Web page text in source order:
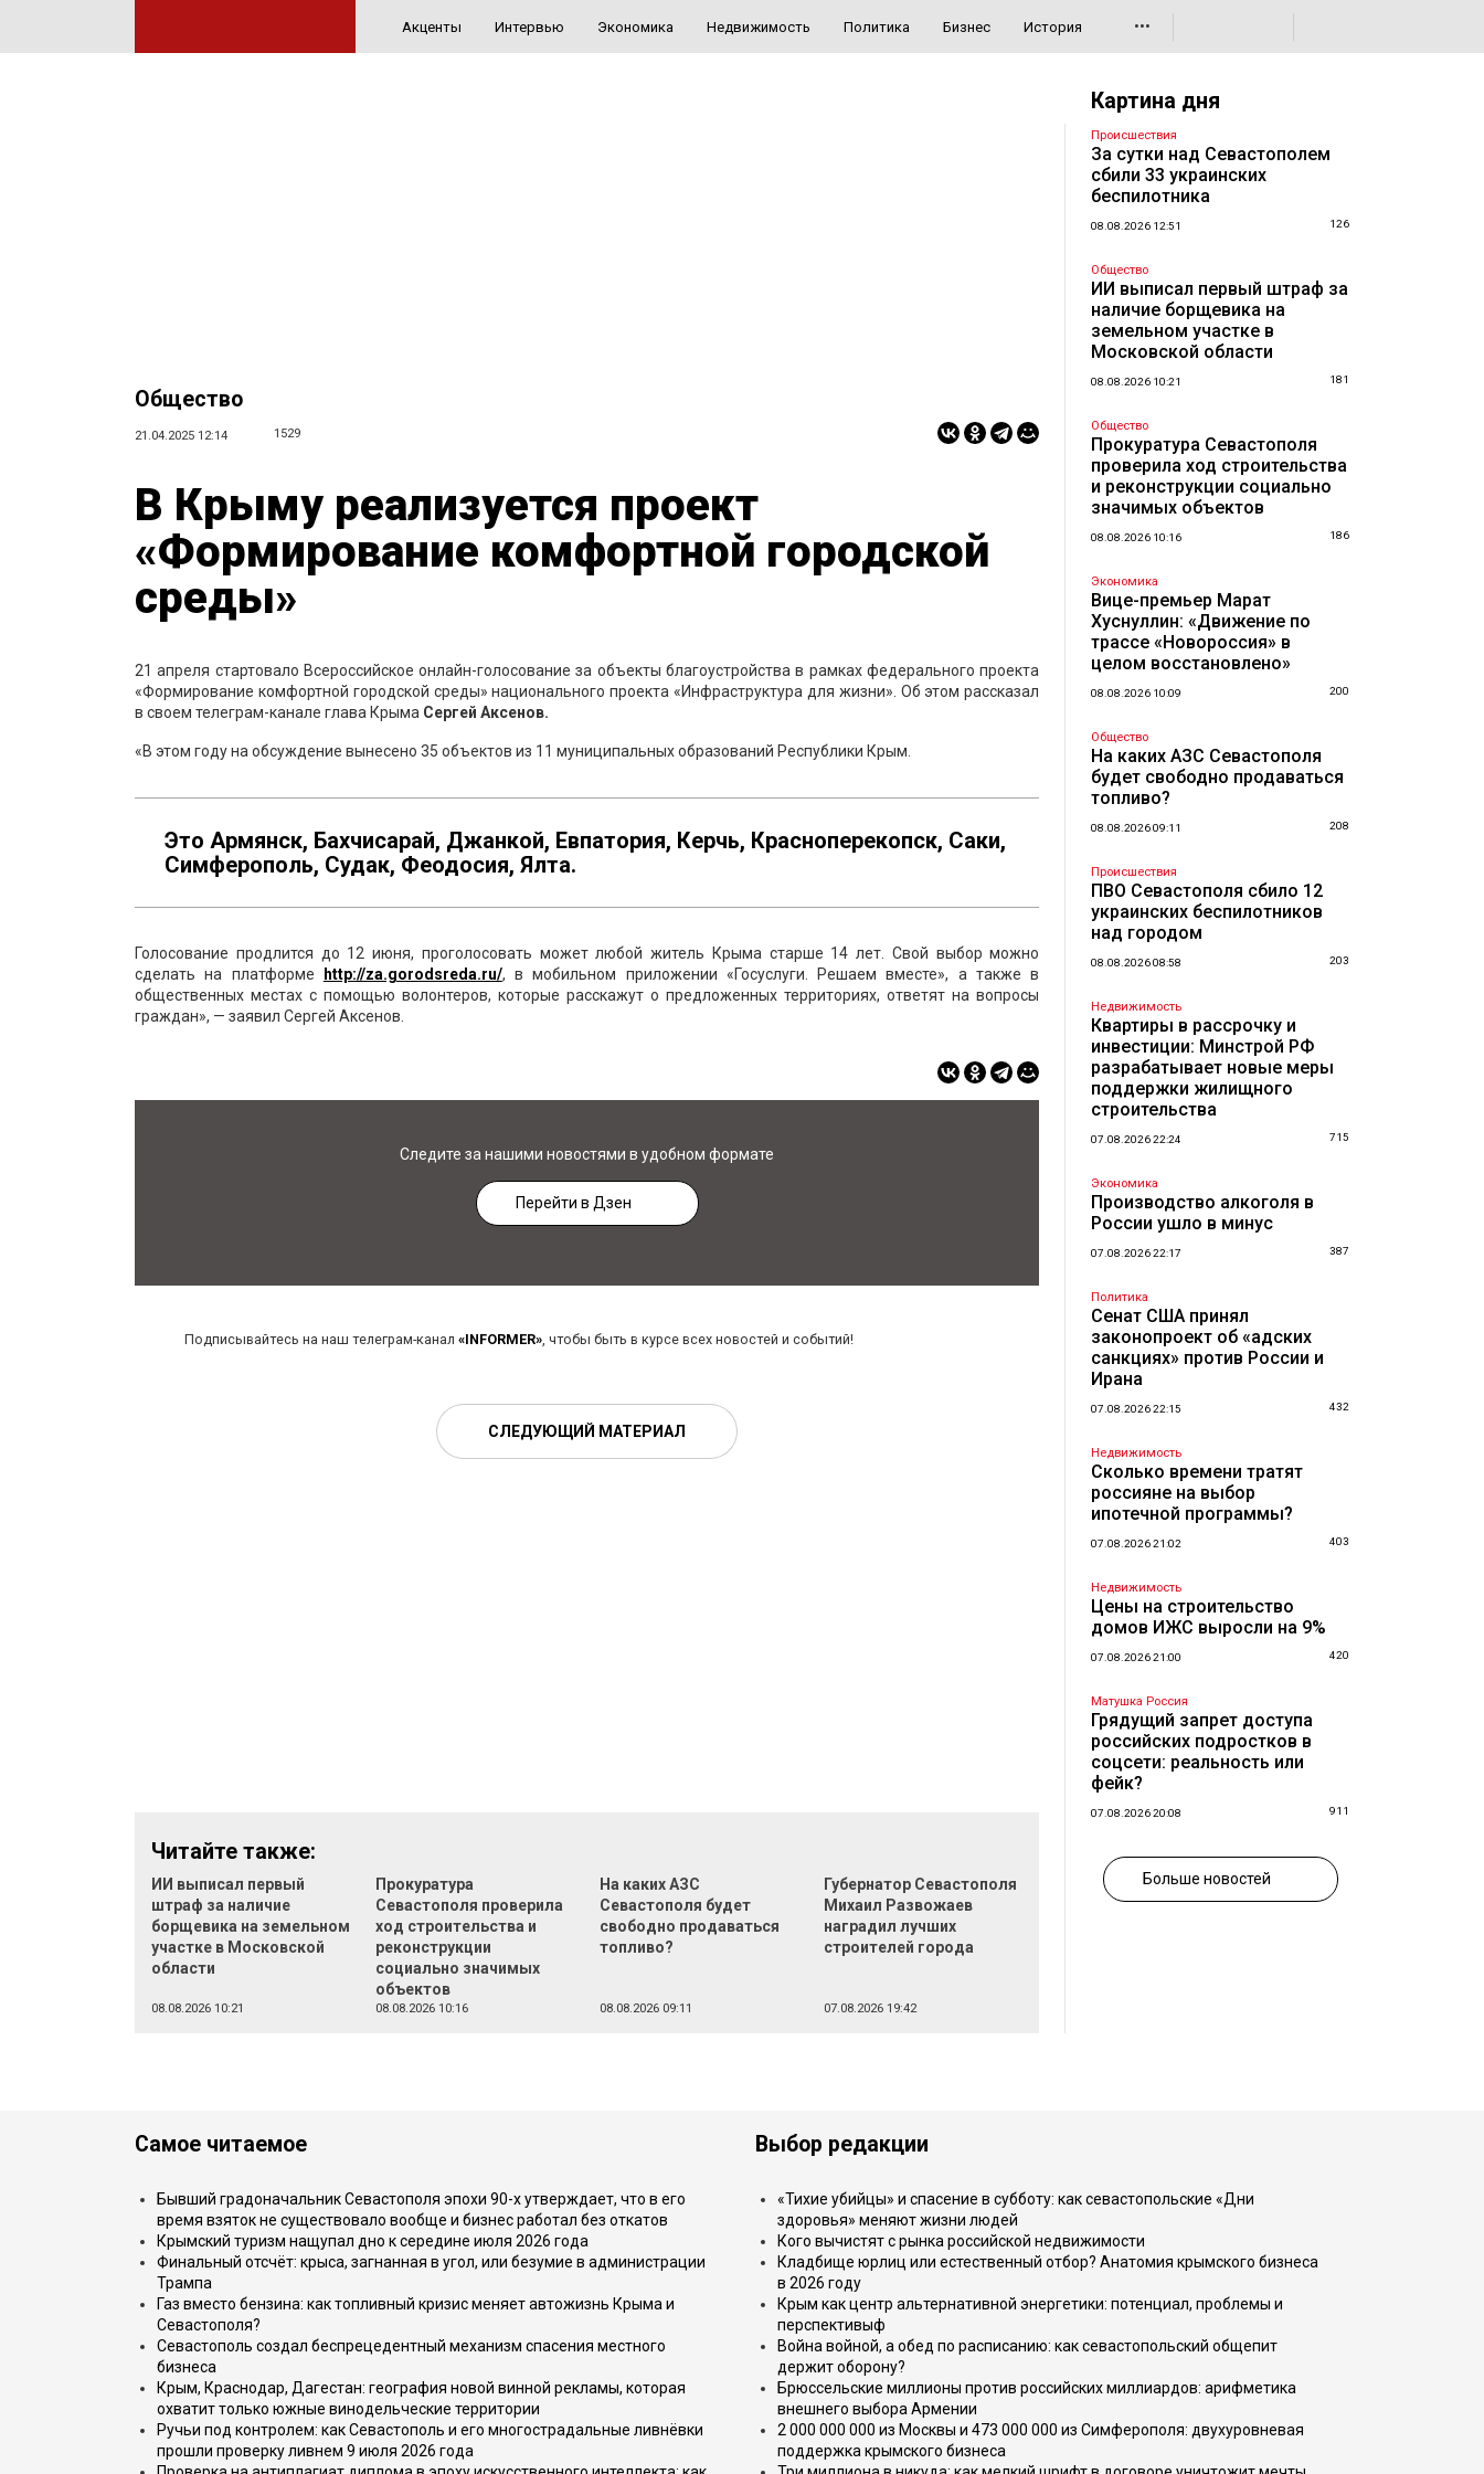
Акценты Интервью Экономика Недвижимость Политика Бизнес История •••
Общество
21.04.2025 12:14 1529
В Крыму реализуется проект
«Формирование комфортной городской
среды»
21 апреля стартовало Всероссийское онлайн-голосование за объекты благоустройства в рамках федерального проекта
«Формирование комфортной городской среды» национального проекта «Инфраструктура для жизни». Об этом рассказал
в своем телеграм-канале глава Крыма Сергей Аксенов.
«В этом году на обсуждение вынесено 35 объектов из 11 муниципальных образований Республики Крым.
Это Армянск, Бахчисарай, Джанкой, Евпатория, Керчь, Красноперекопск, Саки,
Симферополь, Судак, Феодосия, Ялта.
Голосование продлится до 12 июня, проголосовать может любой житель Крыма старше 14 лет. Свой выбор можно
сделать на платформе
http://za.gorodsreda.ru/, в мобильном приложении «Госуслуги. Решаем вместе», а также в
общественных местах с помощью волонтеров, которые расскажут о предложенных территориях, ответят на вопросы
граждан», — заявил Сергей Аксенов.
Следите за нашими новостями в удобном формате
Перейти в Дзен
Подписывайтесь на наш телеграм-канал «INFORMER», чтобы быть в курсе всех новостей и событий!
СЛЕДУЮЩИЙ МАТЕРИАЛ
Читайте также:
ИИ выписал первый
штраф за наличие
борщевика на земельном
участке в Московской
области
08.08.2026 10:21
Прокуратура
Севастополя проверила
ход строительства и
реконструкции
социально значимых
объектов
08.08.2026 10:16
На каких АЗС
Севастополя будет
свободно продаваться
топливо?
08.08.2026 09:11
Губернатор Севастополя
Михаил Развожаев
наградил лучших
строителей города
07.08.2026 19:42
Картина дня
Происшествия
За сутки над Севастополем
сбили 33 украинских
беспилотника
08.08.2026 12:51 126
Общество
ИИ выписал первый штраф за
наличие борщевика на
земельном участке в
Московской области
08.08.2026 10:21 181
Общество
Прокуратура Севастополя
проверила ход строительства
и реконструкции социально
значимых объектов
08.08.2026 10:16 186
Экономика
Вице-премьер Марат
Хуснуллин: «Движение по
трассе «Новороссия» в
целом восстановлено»
08.08.2026 10:09 200
Общество
На каких АЗС Севастополя
будет свободно продаваться
топливо?
08.08.2026 09:11 208
Происшествия
ПВО Севастополя сбило 12
украинских беспилотников
над городом
08.08.2026 08:58 203
Недвижимость
Квартиры в рассрочку и
инвестиции: Минстрой РФ
разрабатывает новые меры
поддержки жилищного
строительства
07.08.2026 22:24 715
Экономика
Производство алкоголя в
России ушло в минус
07.08.2026 22:17 387
Политика
Сенат США принял
законопроект об «адских
санкциях» против России и
Ирана
07.08.2026 22:15 432
Недвижимость
Сколько времени тратят
россияне на выбор
ипотечной программы?
07.08.2026 21:02 403
Недвижимость
Цены на строительство
домов ИЖС выросли на 9%
07.08.2026 21:00 420
Матушка Россия
Грядущий запрет доступа
российских подростков в
соцсети: реальность или
фейк?
07.08.2026 20:08 911
Больше новостей
Самое читаемое
Бывший градоначальник Севастополя эпохи 90-х утверждает, что в его
время взяток не существовало вообще и бизнес работал без откатов
Крымский туризм нащупал дно к середине июля 2026 года
Финальный отсчёт: крыса, загнанная в угол, или безумие в администрации
Трампа
Газ вместо бензина: как топливный кризис меняет автожизнь Крыма и
Севастополя?
Севастополь создал беспрецедентный механизм спасения местного
бизнеса
Крым, Краснодар, Дагестан: география новой винной рекламы, которая
охватит только южные винодельческие территории
Ручьи под контролем: как Севастополь и его многострадальные ливнёвки
прошли проверку ливнем 9 июля 2026 года
Выбор редакции
«Тихие убийцы» и спасение в субботу: как севастопольские «Дни
здоровья» меняют жизни людей
Кого вычистят с рынка российской недвижимости
Кладбище юрлиц или естественный отбор? Анатомия крымского бизнеса
в 2026 году
Крым как центр альтернативной энергетики: потенциал, проблемы и
перспективыф
Война войной, а обед по расписанию: как севастопольский общепит
держит оборону?
Брюссельские миллионы против российских миллиардов: арифметика
внешнего выбора Армении
2 000 000 000 из Москвы и 473 000 000 из Симферополя: двухуровневая
поддержка крымского бизнеса